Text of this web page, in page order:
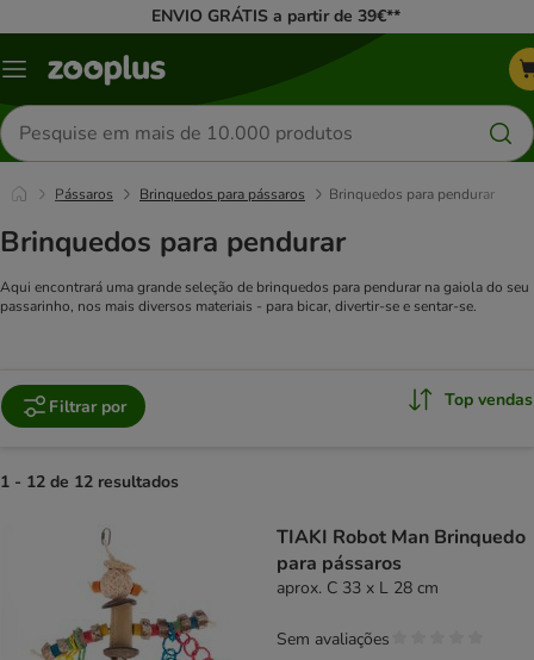
ENVIO GRÁTIS a partir de 39€**
Menu
Pesquisar
produtos
Pássaros Brinquedos para pássaros Brinquedos para pendurar
Brinquedos para pendurar
Aqui encontrará uma grande seleção de brinquedos para pendurar na gaiola do seu
passarinho, nos mais diversos materiais - para bicar, divertir-se e sentar-se.
Filtrar por Top vendas
1 - 12 de 12 resultados
TIAKI Robot Man Brinquedo
para pássaros
aprox. C 33 x L 28 cm
Sem avaliações